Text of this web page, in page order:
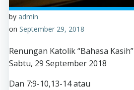
by admin
on September 29, 2018
Renungan Katolik “Bahasa Kasih”
Sabtu, 29 September 2018
Dan 7:9-10,13-14 atau